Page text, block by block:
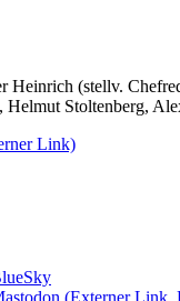
Heinrich (stellv.
Stoltenberg,
Link)